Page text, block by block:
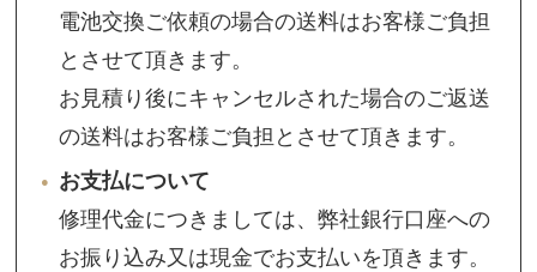
電池交換ご依頼の場合の送料はお客様ご負担
とさせて頂きます。
お見積り後にキャンセルされた場合のご返送
の送料はお客様ご負担とさせて頂きます。
お支払について
修理代金につきましては、弊社銀行口座への
お振り込み又は現金でお支払いを頂きます。